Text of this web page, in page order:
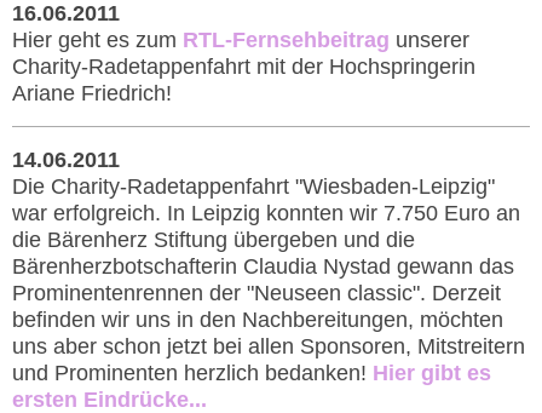
16.06.2011
Hier geht es zum RTL-Fernsehbeitrag unserer
Charity-Radetappenfahrt mit der Hochspringerin
Ariane Friedrich!
14.06.2011
Die Charity-Radetappenfahrt "Wiesbaden-Leipzig"
war erfolgreich. In Leipzig konnten wir 7.750 Euro an
die Bärenherz Stiftung übergeben und die
Bärenherzbotschafterin Claudia Nystad gewann das
Prominentenrennen der "Neuseen classic". Derzeit
befinden wir uns in den Nachbereitungen, möchten
uns aber schon jetzt bei allen Sponsoren, Mitstreitern
und Prominenten herzlich bedanken! Hier gibt es
ersten Eindrücke...